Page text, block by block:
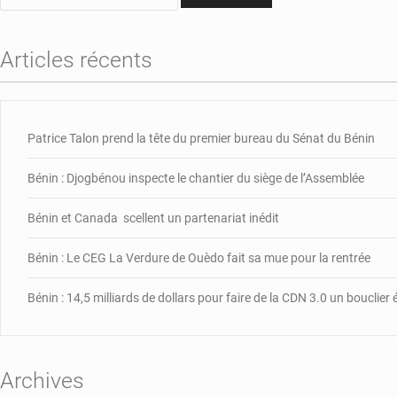
Articles récents
Patrice Talon prend la tête du premier bureau du Sénat du Bénin
Bénin : Djogbénou inspecte le chantier du siège de l’Assemblée
Bénin et Canada scellent un partenariat inédit
Bénin : Le CEG La Verdure de Ouèdo fait sa mue pour la rentrée
Bénin : 14,5 milliards de dollars pour faire de la CDN 3.0 un bouclier
Archives